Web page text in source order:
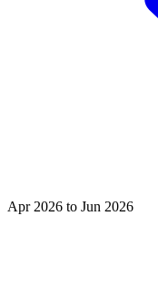
Apr 2026 to Jun 2026